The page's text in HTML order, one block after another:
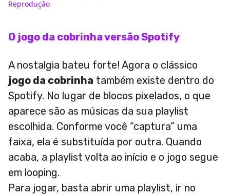
Reprodução
O jogo da cobrinha versão Spotify
A nostalgia bateu forte! Agora o clássico
jogo da cobrinha também existe dentro do
Spotify. No lugar de blocos pixelados, o que
aparece são as músicas da sua playlist
escolhida. Conforme você “captura” uma
faixa, ela é substituída por outra. Quando
acaba, a playlist volta ao início e o jogo segue
em looping.
Para jogar, basta abrir uma playlist, ir no